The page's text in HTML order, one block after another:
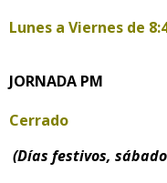
Lunes a Viernes de
JORNADA PM
Cerrado
(Días festivos, sábado